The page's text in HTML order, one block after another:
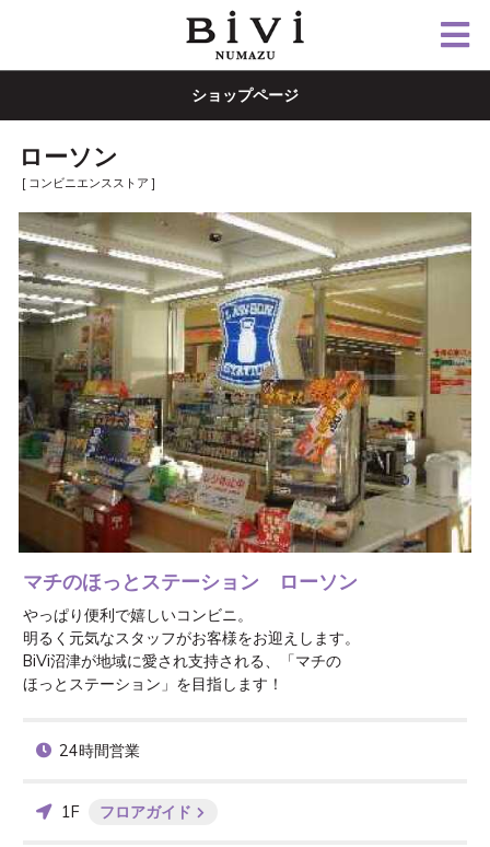
ショップページ
ローソン
[ コンビニエンスストア ]
マチのほっとステーション ローソン
やっぱり便利で嬉しいコンビニ。
明るく元気なスタッフがお客様をお迎えします。
BiVi沼津が地域に愛され支持される、「マチの
ほっとステーション」を目指します！
24時間営業
1F フロアガイド